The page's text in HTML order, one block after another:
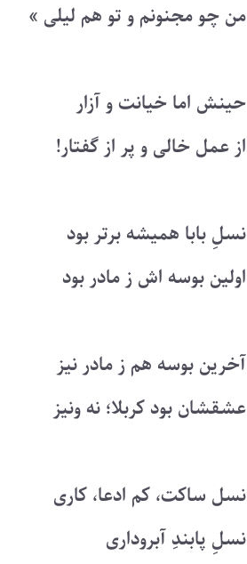
من چو مجنونم و تو هم لیلی »
حینش اما خیانت و آزار
از عمل خالی و پر از گفتار!
نسلِ بابا همیشه برتر بود
اولین بوسه اش ز مادر بود
آخرین بوسه هم ز مادر نیز
عشقشان بود کربلا؛ نه ونیز
نسل ساکت، کم ادعا، کاری
نسلِ پابندِ آبروداری